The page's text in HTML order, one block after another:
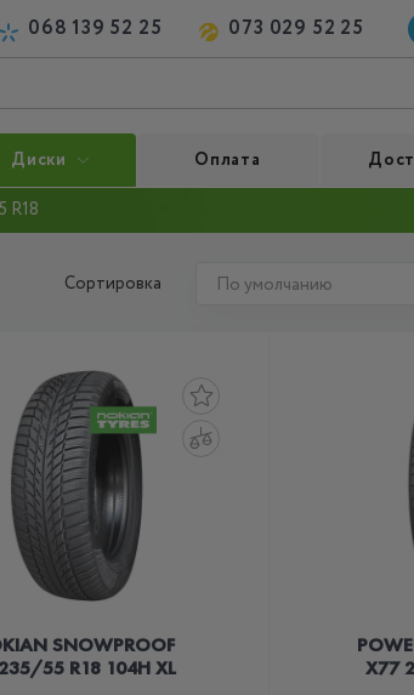
068 139 52 25 073 029 52 25
Диски Оплата
R18
Сортировка
SNOWPROOF
55 R18 104H XL
X77